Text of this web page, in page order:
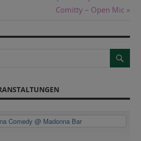
Nächster
Comitty – Open Mic
Comedy@ Madonna Bar